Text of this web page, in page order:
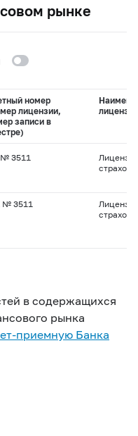
рынке
номер
лицензии,
записи в
лицензии
3511
3511
в содержащихся
рынка
приемную Банка